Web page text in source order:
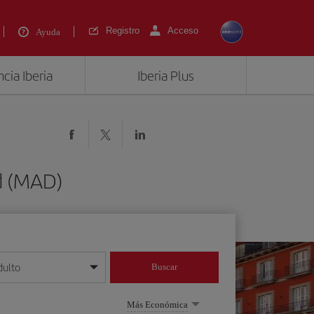
Ayuda Registro Acceso
Iberia Iberia Plus
(MAD)
mes/año
Buscar
Más Económica